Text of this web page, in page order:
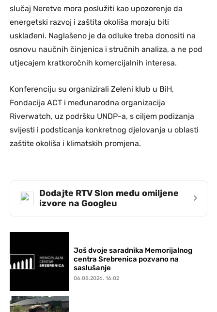
slučaj Neretve mora poslužiti kao upozorenje da
energetski razvoj i zaštita okoliša moraju biti
usklađeni. Naglašeno je da odluke treba donositi na
osnovu naučnih činjenica i stručnih analiza, a ne pod
utjecajem kratkoročnih komercijalnih interesa.
Konferenciju su organizirali Zeleni klub u BiH,
Fondacija ACT i međunarodna organizacija
Riverwatch, uz podršku UNDP-a, s ciljem podizanja
svijesti i podsticanja konkretnog djelovanja u oblasti
zaštite okoliša i klimatskih promjena.
Dodajte RTV Slon među omiljene
izvore na Googleu
›
Još dvoje saradnika Memorijalnog
centra Srebrenica pozvano na
saslušanje
06.08.2026. 16:02